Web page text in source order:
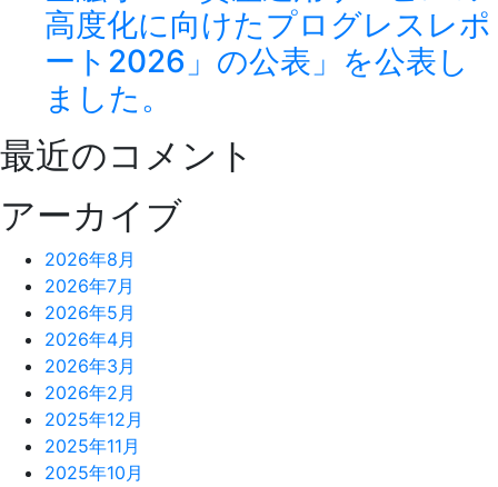
高度化に向けたプログレスレポ
ート2026」の公表」を公表し
ました。
最近のコメント
アーカイブ
2026年8月
2026年7月
2026年5月
2026年4月
2026年3月
2026年2月
2025年12月
2025年11月
2025年10月